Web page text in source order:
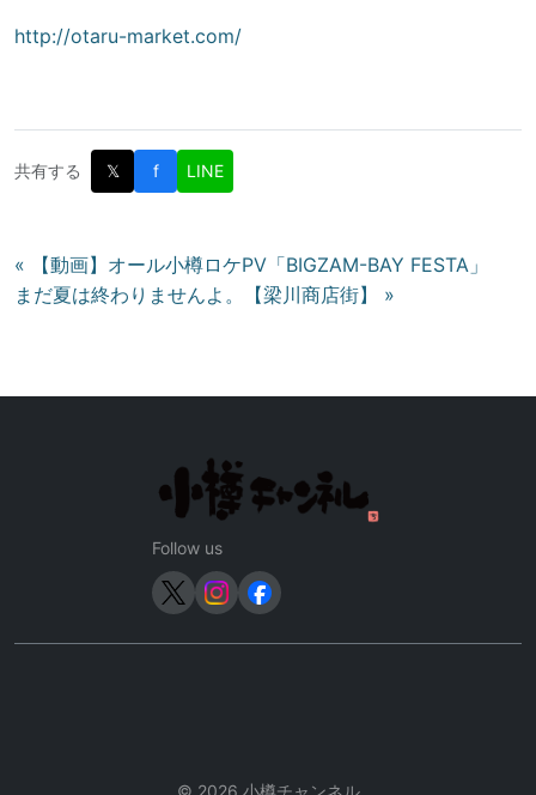
http://otaru-market.com/
共有する 𝕏 f LINE
投
稿
« 【動画】オール小樽ロケPV「BIGZAM-BAY FESTA」
まだ夏は終わりませんよ。【梁川商店街】 »
Follow us
© 2026 小樽チャンネル